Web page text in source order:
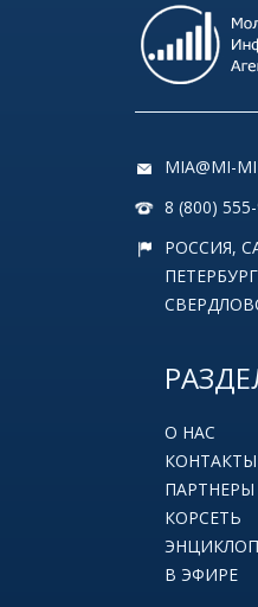
MIA@MI-
8 (800)
РОССИЯ,
О НАС
КОНТАКТЫ
ПАРТНЕРЫ
КОРСЕТЬ
В ЭФИРЕ